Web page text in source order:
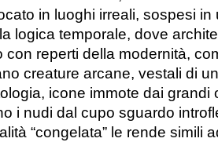
in luoghi irreali, sospesi
logica temporale, dove
reperti della modernità,
creature arcane, vestali di
icone immote dai grandi
i nudi dal cupo sguardo
“congelata” le rende simili